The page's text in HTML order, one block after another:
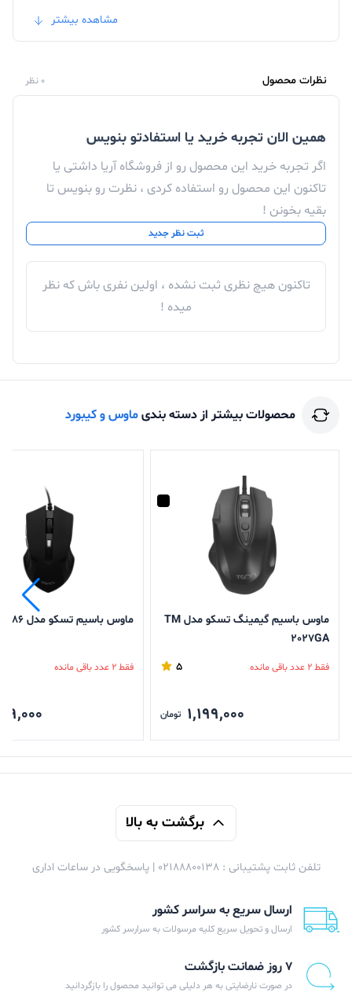
مشاهده بیشتر
نظرات محصول 0 نظر
همین الان تجربه خرید یا استفادتو بنویس
اگر تجربه خرید این محصول رو از فروشگاه آریا داشتی یا
تاکنون این محصول رو استفاده کردی ، نظرت رو بنویس تا
بقیه بخونن !
ثبت نظر جدید
تاکنون هیچ نظری ثبت نشده ، اولین نفری باش که نظر
میده !
محصولات بیشتر از دسته بندیماوس و کیبورد
ماوس باسیم گیمینگ تسکو مدل TM
2027GA
فقط 2 عدد باقی مانده 5
1,199,000 تومان
ماوس باسیم تسکو مدل TM 286
فقط 2 عدد باقی مانده
برگشت به بالا
تلفن ثابت پشتیبانی : 02188800138 | پاسخگویی در ساعات اداری
ارسال سریع به سراسر کشور
ارسال و تحویل سریع کلیه مرسولات به سرارسر کشور
۷ روز ضمانت بازگشت
در صورت نارضایتی به هر دلیلی می توانید محصول را بازگردانید